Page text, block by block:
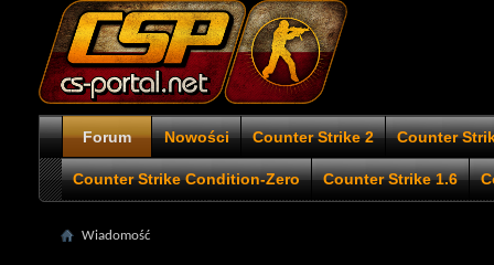
Forum Nowości Counter Strike 2 Counter
Counter Strike Condition-Zero Counter Strike 1.6
Wiadomość